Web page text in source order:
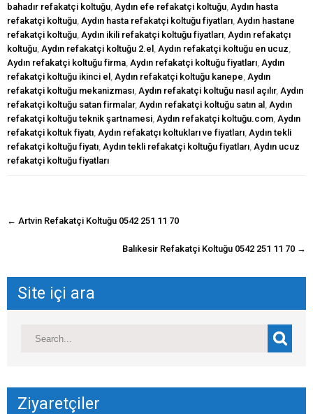
bahadır refakatçi koltuğu Aydın efe refakatçi koltuğu Aydın hasta
refakatçi koltuğu Aydın hasta refakatçi koltuğu fiyatları Aydın hastane
refakatçi koltuğu Aydın ikili refakatçi koltuğu fiyatları Aydın refakatçı
koltuğu Aydın refakatçi koltuğu 2.el Aydın refakatçi koltuğu en ucuz
Aydın refakatçi koltuğu firma Aydın refakatçi koltuğu fiyatları Aydın
refakatçi koltuğu ikinci el
Aydın refakatçi koltuğu kanepe Aydın
refakatçi koltuğu mekanizması Aydın refakatçi koltuğu nasıl açılır, Aydın
refakatçi koltuğu satan firmalar, Aydın refakatçi koltuğu satın al
Aydın
refakatçi koltuğu teknik şartnamesi Aydın refakatçi koltuğu.com Aydın
refakatçi koltuk fiyatı Aydın refakatçı koltukları ve fiyatları Aydın tekli
refakatçi koltuğu fiyatı Aydın tekli refakatçi koltuğu fiyatları Aydın ucuz
refakatçi koltuğu fiyatları
navigasyon
← Artvin Refakatçi Koltuğu 0542 251 11 70
Balıkesir Refakatçi Koltuğu 0542 251 11 70 →
Site içi ara
Ziyaretçiler